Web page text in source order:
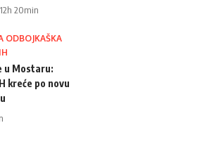
20min
ODBOJKAŠKA
u Mostaru:
kreće po novu